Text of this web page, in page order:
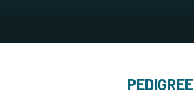
PEDIGREE